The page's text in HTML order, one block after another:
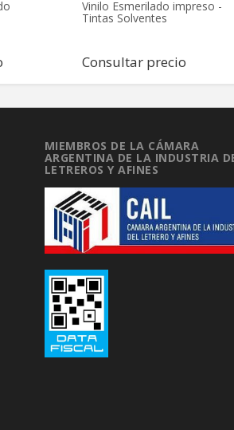
Vinilo Esmerilado impreso -
Tintas Solventes
Consultar precio
MIEMBROS DE LA CÁMARA
ARGENTINA DE LA INDUSTRIA
LETREROS Y AFINES